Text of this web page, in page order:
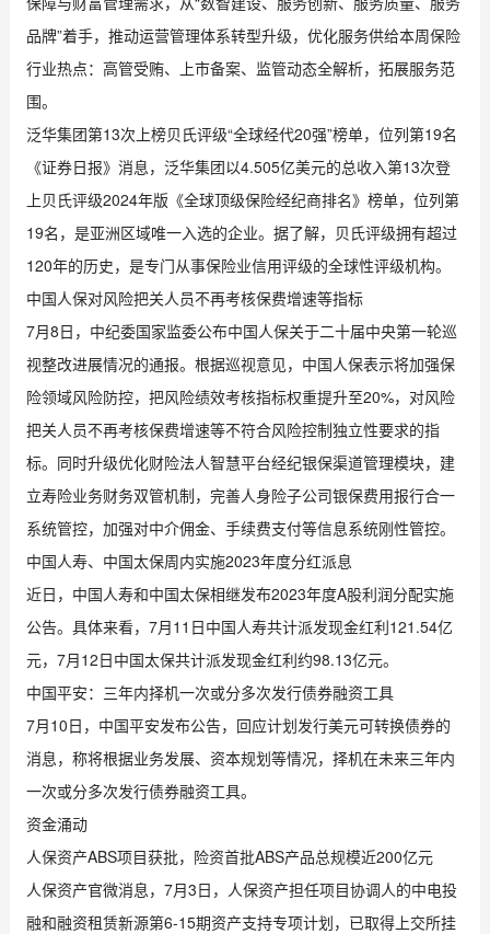
品牌”着手，推动运营管理体系转型升级，优化服务供给本周保险
行业热点：高管受贿、上市备案、监管动态全解析，拓展服务范
围。
泛华集团第13次上榜贝氏评级“全球经代20强”榜单，位列第19名
《证券日报》消息，泛华集团以4.505亿美元的总收入第13次登
上贝氏评级2024年版《全球顶级保险经纪商排名》榜单，位列第
19名，是亚洲区域唯一入选的企业。据了解，贝氏评级拥有超过
120年的历史，是专门从事保险业信用评级的全球性评级机构。
中国人保对风险把关人员不再考核保费增速等指标
7月8日，中纪委国家监委公布中国人保关于二十届中央第一轮巡
视整改进展情况的通报。根据巡视意见，中国人保表示将加强保
险领域风险防控，把风险绩效考核指标权重提升至20%，对风险
把关人员不再考核保费增速等不符合风险控制独立性要求的指
标。同时升级优化财险法人智慧平台经纪银保渠道管理模块，建
立寿险业务财务双管机制，完善人身险子公司银保费用报行合一
系统管控，加强对中介佣金、手续费支付等信息系统刚性管控。
中国人寿、中国太保周内实施2023年度分红派息
近日，中国人寿和中国太保相继发布2023年度A股利润分配实施
公告。具体来看，7月11日中国人寿共计派发现金红利121.54亿
元，7月12日中国太保共计派发现金红利约98.13亿元。
中国平安：三年内择机一次或分多次发行债券融资工具
7月10日，中国平安发布公告，回应计划发行美元可转换债券的
消息，称将根据业务发展、资本规划等情况，择机在未来三年内
一次或分多次发行债券融资工具。
资金涌动
人保资产ABS项目获批，险资首批ABS产品总规模近200亿元
人保资产官微消息，7月3日，人保资产担任项目协调人的中电投
融和融资租赁新源第6-15期资产支持专项计划，已取得上交所挂